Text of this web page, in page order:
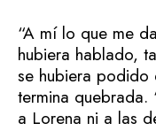
“A mí lo que me
hubiera hablado,
se hubiera podido
termina quebrada.
a Lorena ni a las